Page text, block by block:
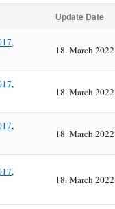
Update Date
,
18. March 2022
,
18. March 2022
,
18. March 2022
,
18. March 2022